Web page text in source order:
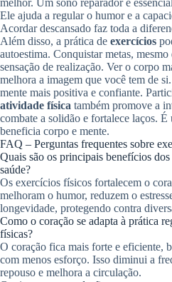
Ele ajuda a regular o humor e a
Acordar descansado faz toda a
Além disso, a prática de exercícios
autoestima. Conquistar metas, mesmo
sensação de realização. Ver o corpo
melhora a imagem que você tem de
mente mais positiva e confiante.
atividade física também promove a
combate a solidão e fortalece laços.
beneficia corpo e mente.
FAQ – Perguntas frequentes sobre
Quais são os principais benefícios
saúde?
Os exercícios físicos fortalecem o
melhoram o humor, reduzem o
longevidade, protegendo contra
Como o coração se adapta à prática
físicas?
O coração fica mais forte e eficiente,
com menos esforço. Isso diminui a
repouso e melhora a circulação.